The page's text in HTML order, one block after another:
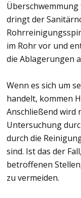
dringt der
im Rohr vor und
die Ablagerungen
Wenn es sich um
handelt, kommen
Anschließend wird
Untersuchung
durch die
sind. Ist das der
betroffenen
zu vermeiden.